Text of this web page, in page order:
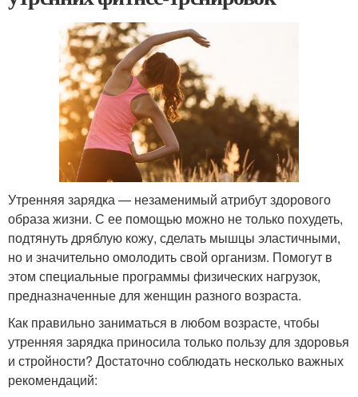
Утренняя зарядка — незаменимый атрибут здорового
образа жизни. С ее помощью можно не только похудеть,
подтянуть дряблую кожу, сделать мышцы эластичными,
но и значительно омолодить свой организм. Помогут в
этом специальные программы физических нагрузок,
предназначенные для женщин разного возраста.
Как правильно заниматься в любом возрасте, чтобы
утренняя зарядка приносила только пользу для здоровья
и стройности? Достаточно соблюдать несколько важных
рекомендаций: